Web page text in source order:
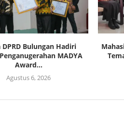
DPRD Bulungan Hadiri
MADYA
Award...
Agustus 6, 2026